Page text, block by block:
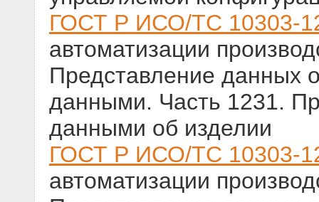
ГОСТ Р ИСО/ТС 10303-
автоматизации
Представление данных
данными. Часть 1231.
данными об изделии
ГОСТ Р ИСО/ТС 10303-
автоматизации